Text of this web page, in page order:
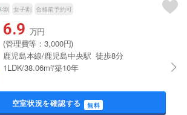
割 女子割 合格前予約可
6.9 万円
(管理費等：3,000円)
鹿児島本線/鹿児島中央駅 徒歩8分
1LDK/38.06m²/築10年
空室状況を確認する 無料